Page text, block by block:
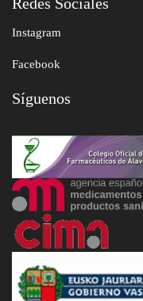
Instagram
Facebook
Síguenos